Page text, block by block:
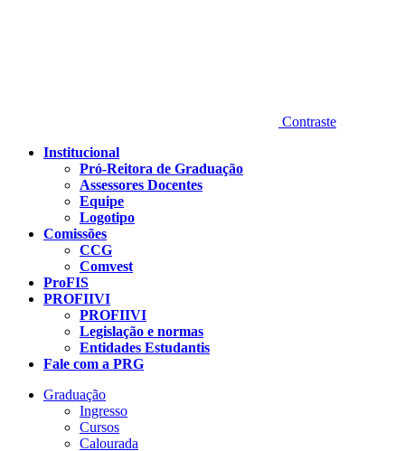
Contraste
Institucional
Pró-Reitora de Graduação
Assessores Docentes
Equipe
Logotipo
Comissões
CCG
Comvest
ProFIS
PROFIIVI
PROFIIVI
Legislação e normas
Entidades Estudantis
Fale com a PRG
Graduação
Ingresso
Cursos
Calourada